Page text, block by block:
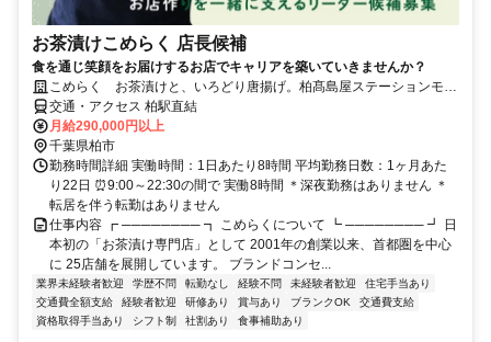
お茶漬けこめらく 店長候補
食を通じ笑顔をお届けするお店でキャリアを築いていきませんか？
こめらく お茶漬けと、いろどり唐揚げ。柏髙島屋ステーションモー
ル店
交通・アクセス 柏駅直結
月給290,000円以上
千葉県柏市
勤務時間詳細 実働時間：1日あたり8時間 平均勤務日数：1ヶ月あた
り22日 ⏰9:00～22:30の間で 実働8時間 ＊深夜勤務はありません ＊
転居を伴う転勤はありません
仕事内容 ┏ ──────── ┓ こめらくについて ┗ ──────── ┛ 日
本初の「お茶漬け専門店」として 2001年の創業以来、首都圏を中心
に 25店舗を展開しています。 ブランドコンセ...
業界未経験者歓迎 学歴不問 転勤なし 経験不問 未経験者歓迎
住宅手当あり
交通費全額支給
経験者歓迎 研修あり 賞与あり ブランクOK
交通費支給
資格取得手当あり
シフト制 社割あり 食事補助あり